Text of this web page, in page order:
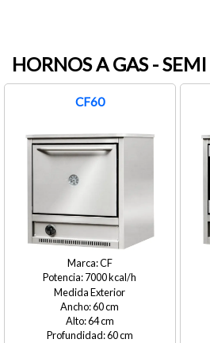
HORNOS A GAS -
CF60
CF
7000
Medida Exterior
60
64
60